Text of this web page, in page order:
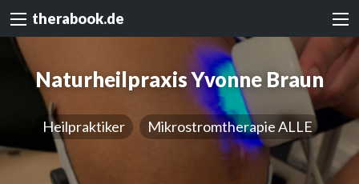
therabook.de
Naturheilpraxis Yvonne Braun
Heilpraktiker Mikrostromtherapie ALLE